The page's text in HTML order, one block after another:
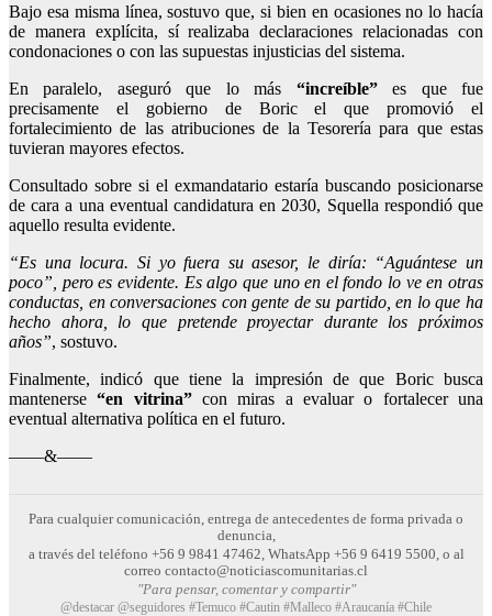
Bajo esa misma línea, sostuvo que, si bien en ocasiones no lo hacía
de manera explícita, sí realizaba declaraciones relacionadas con
condonaciones o con las supuestas injusticias del sistema.
En paralelo, aseguró que lo más “increíble”es que fue
precisamente el gobierno de Boric el que promovió el
fortalecimiento de las atribuciones de la Tesorería para que estas
tuvieran mayores efectos.
Consultado sobre si el exmandatario estaría buscando posicionarse
de cara a una eventual candidatura en 2030, Squella respondió que
aquello resulta evidente.
“Es una locura. Si yo fuera su asesor, le diría: “Aguántese un
poco”, pero es evidente. Es algo que uno en el fondo lo ve en otras
conductas, en conversaciones con gente de su partido, en lo que ha
hecho ahora, lo que pretende proyectar durante los próximos
años”, sostuvo.
Finalmente, indicó que tiene la impresión de que Boric busca
mantenerse“en vitrina”con miras a evaluar o fortalecer una
eventual alternativa política en el futuro.
——&——
Para cualquier comunicación, entrega de antecedentes de forma privada o
denuncia,
a través del teléfono +56 9 9841 47462, WhatsApp +56 9 6419 5500, o al
correo contacto@noticiascomunitarias.cl
"Para pensar, comentar y compartir"
@destacar @seguidores #Temuco #Cautin #Malleco #Araucanía #Chile